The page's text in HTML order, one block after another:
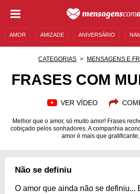
AMOR AMIZADE ANIVERSÁRIO
CATEGORIAS MENSAGENS E
FRASES COM
VER VÍDEO
Melhor que o amor, só muito amor! Frases
cobiçado pelos sonhadores. A companhia
amor é mais que
Não se definiu
O amor que ainda não se definiu...